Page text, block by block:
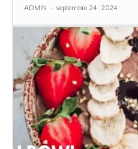
ADMIN - septembre 24, 2024